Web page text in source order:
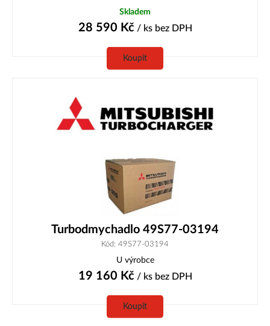
Skladem
28 590 Kč/ ks bez DPH
Koupit
Turbodmychadlo 49S77-03194
Kód: 49S77-03194
U výrobce
19 160 Kč/ ks bez DPH
Koupit